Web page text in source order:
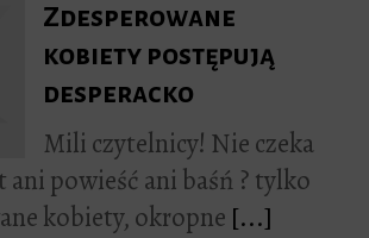
Zdesperowane
kobiety postępują
desperacko
Mili czytelnicy! Nie czeka
ani powieść ani baśń ? tylko
kobiety, okropne [...]